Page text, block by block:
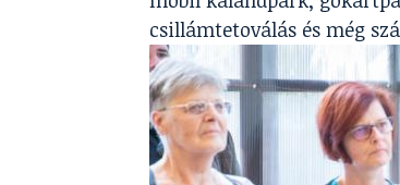
csillámtetoválás és még